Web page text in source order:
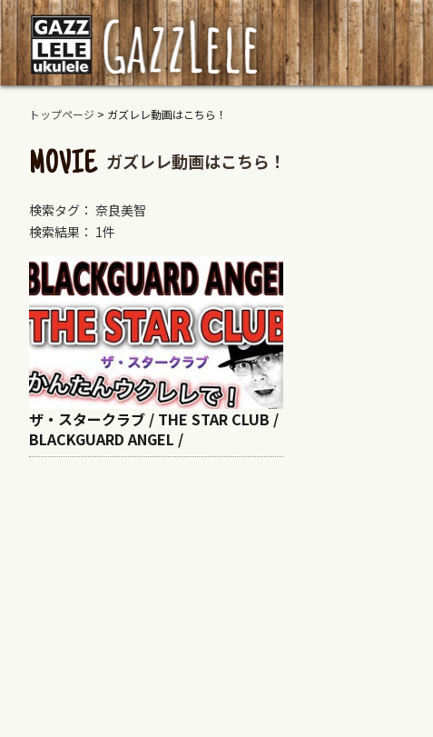
トップページ > ガズレレ動画はこちら！
MOVIE ガズレレ動画はこちら！
検索タグ： 奈良美智
検索結果： 1件
ザ・スタークラブ / THE STAR CLUB /
BLACKGUARD ANGEL /